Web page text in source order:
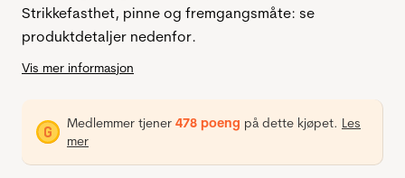
Strikkefasthet, pinne og fremgangsmåte: se
produktdetaljer nedenfor.
Vis mer informasjon
Medlemmer tjener 478 poeng på dette kjøpet. Les
mer